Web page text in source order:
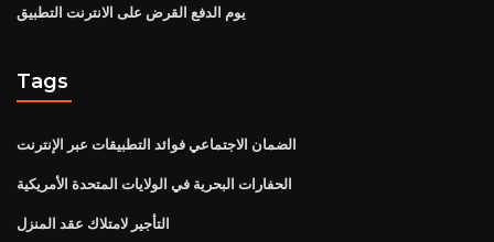
يوم الدفع القرض على الانترنت التطبيق
Tags
الضمان الاجتماعي فوائد التطبيقات عبر الإنترنت
الحفارات البحرية في الولايات المتحدة الأمريكية
التأجير لامتلاك عقد المنزل